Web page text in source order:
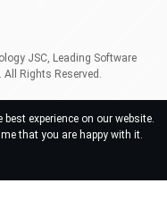
JSC, Leading Software
Rights Reserved.
experience on our website.
that you are happy with it.